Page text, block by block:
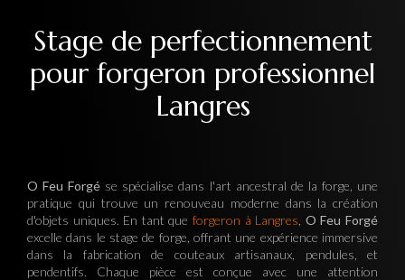
Stage de perfectionnement
pour forgeron professionnel
Langres
O Feu Forgé se spécialise dans l'art ancestral de la forge, une
pratique qui trouve un renouveau moderne dans la création
d'objets uniques. En tant que forgeron à Langres O Feu Forgé
excelle dans le stage de forge, offrant une expérience immersive
dans la fabrication de couteaux artisanaux, pendules, et
pendentifs. Chaque pièce est conçue avec une attention